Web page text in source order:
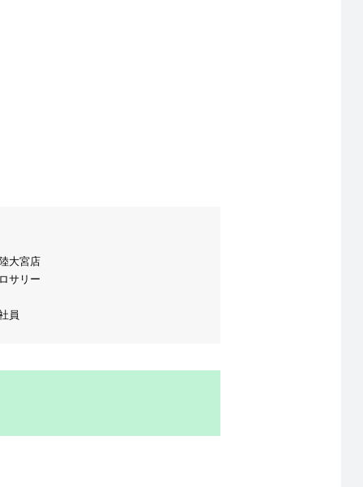
大宮店
サリー
員